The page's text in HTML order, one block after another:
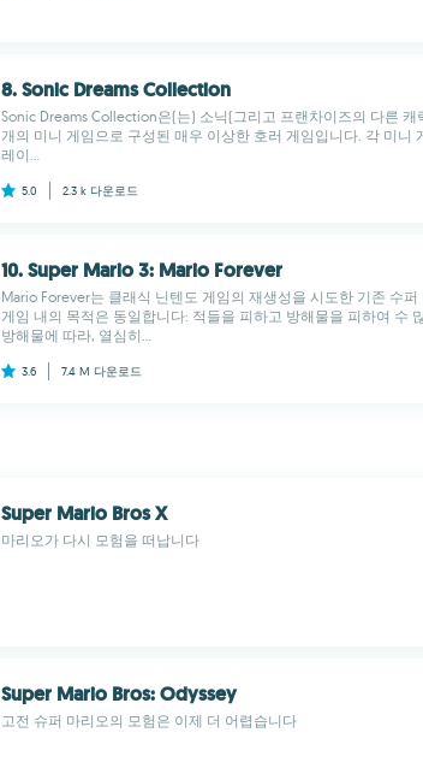
8. Sonic Dreams Collection
Sonic Dreams Collection은(는) 소닉(그리고 프랜차이즈의 다른 캐
개의 미니 게임으로 구성된 매우 이상한 호러 게임입니다. 각 미니
레이...
5.0 2.3 k 다운로드
10. Super Mario 3: Mario Forever
Mario Forever는 클래식 닌텐도 게임의 재생성을 시도한 기존 수
게임 내의 목적은 동일합니다: 적들을 피하고 방해물을 피하여 수
방해물에 따라, 열심히...
3.6 7.4 M 다운로드
Super Mario Bros X
마리오가 다시 모험을 떠납니다
Super Mario Bros: Odyssey
고전 슈퍼 마리오의 모험은 이제 더 어렵습니다